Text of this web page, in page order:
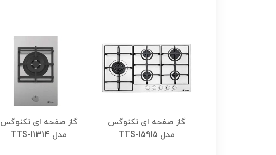
گاز صفحه ای تکنوگس
مدل TTS-15915
گاز صفحه ای تکنوگس
مدل TTS-11314